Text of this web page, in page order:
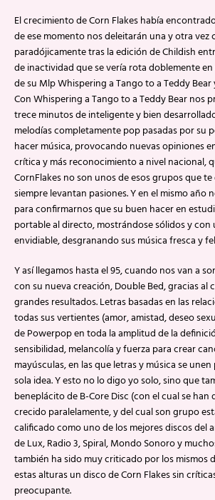
El crecimiento de Corn Flakes había
de ese momento nos deleitarán una y otra vez
paradójicamente tras la edición de Childish
de inactividad que se vería rota doblemente
de su Mlp Whispering a Tango to a Teddy Bear
Con Whispering a Tango to a Teddy Bear nos
trece minutos de inteligente y bien
melodías completamente pop pasadas por su
hacer música, provocando nuevas opiniones
crítica y más reconocimiento a nivel nacional,
CornFlakes no son unos de esos grupos que
siempre levantan pasiones. Y en el mismo año
para confirmarnos que su buen hacer en
portable al directo, mostrándose sólidos y con
envidiable, desgranando sus música fresca y
Y así llegamos hasta el 95, cuando nos van a
con su nueva creación, Double Bed, gracias
grandes resultados. Letras basadas en las
todas sus vertientes (amor, amistad, deseo
de Powerpop en toda la amplitud de la
sensibilidad, melancolía y fuerza para crear
mayúsculas, en las que letras y música se
sola idea. Y esto no lo digo yo solo, sino que
beneplácito de B-Core Disc (con el cual se han
crecido paralelamente, y del cual son grupo
calificado como uno de los mejores discos del
de Lux, Radio 3, Spiral, Mondo Sonoro y
también ha sido muy criticado por los mismos
estas alturas un disco de Corn Flakes sin
preocupante.